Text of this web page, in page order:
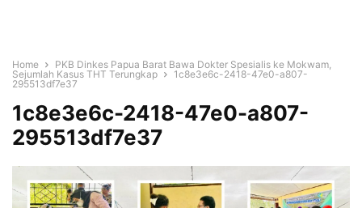
Home
PKB Dinkes Papua Barat Bawa Dokter Spesialis ke Mokwam,
Sejumlah Kasus THT Terungkap
1c8e3e6c-2418-47e0-a807-
295513df7e37
1c8e3e6c-2418-47e0-a807-
295513df7e37